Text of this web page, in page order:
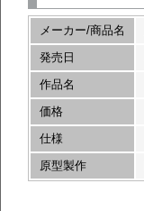
メーカー/商品名
発売日
作品名
価格
仕様
原型製作